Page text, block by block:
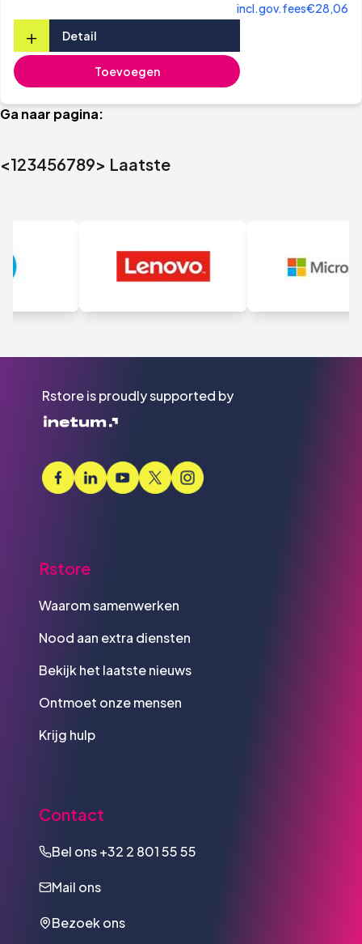
incl.gov.fees€28,06
+ Detail
Toevoegen
Ga naar pagina:
<123456789> Laatste
Rstore is proudly supported by
Rstore
Waarom samenwerken
Nood aan extra diensten
Bekijk het laatste nieuws
Ontmoet onze mensen
Krijg hulp
Contact
Bel ons+32 2 801 55 55
Mail ons
Bezoek ons